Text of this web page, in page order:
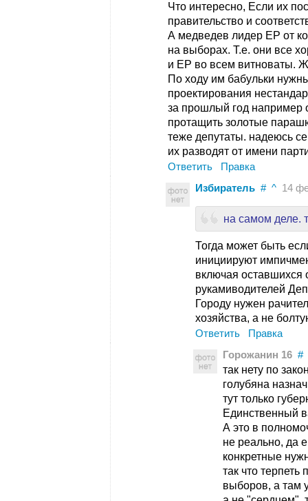
Что интересно, Если их
правительство и
А медведев лидер ЕР от
на выборах. Т.е. они все
и ЕР во всем витноваты.
По ходу им бабульки
проектирования
за прошлый год например
протащить золотые
теже депутаты. надеюсь
их разводят от имени
Ответить
Правка
Избиратель # ^ 14
на самом деле.
Тогда может быть
инициируют
включая оставшихся
рукамиводителей
Городу нужен
хозяйства, а не
Ответить
Правка
Горожанин 16 #
так нету по
голубяна
тут только
Единственный
А это в
не реально, да
конкретные
так что
выборов, а там